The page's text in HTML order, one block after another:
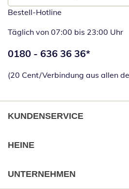
Bestell-Hotline
Täglich von 07:00 bis 23:00 Uhr
Telefonnummer:
0180 - 636 36 36*
(20 Cent/Verbindung aus allen
KUNDENSERVICE
HEINE
UNTERNEHMEN